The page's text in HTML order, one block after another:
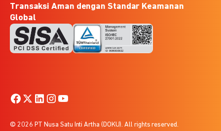
Transaksi Aman dengan Standar Keamanan
Global
© 2026 PT Nusa Satu Inti Artha (DOKU). All rights reserved.